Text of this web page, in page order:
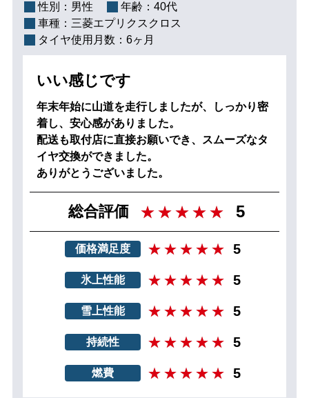
性別： 男性 年齢： 40代
車種： 三菱エプリクスクロス
タイヤ使用月数： 6ヶ月
いい感じです
年末年始に山道を走行しましたが、しっかり密
着し、安心感がありました。
配送も取付店に直接お願いでき、スムーズなタ
イヤ交換ができました。
ありがとうございました。
総合評価 5
価格満足度 5
氷上性能 5
雪上性能 5
持続性 5
燃費 5